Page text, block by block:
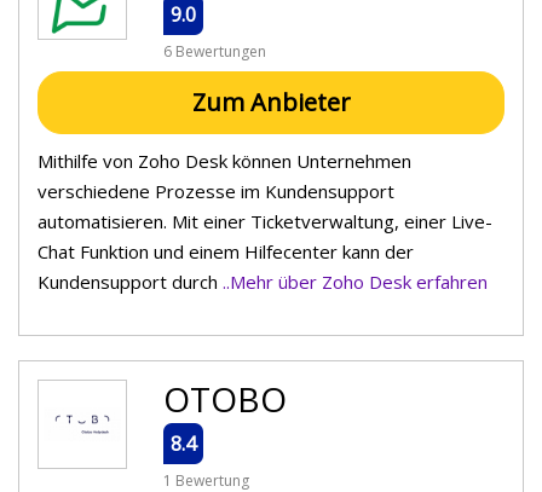
9.0
6 Bewertungen
Zum Anbieter
Mithilfe von Zoho Desk können Unternehmen
verschiedene Prozesse im Kundensupport
automatisieren. Mit einer Ticketverwaltung, einer Live-
Chat Funktion und einem Hilfecenter kann der
Kundensupport durch ..Mehr über Zoho Desk erfahren
OTOBO
8.4
1 Bewertung